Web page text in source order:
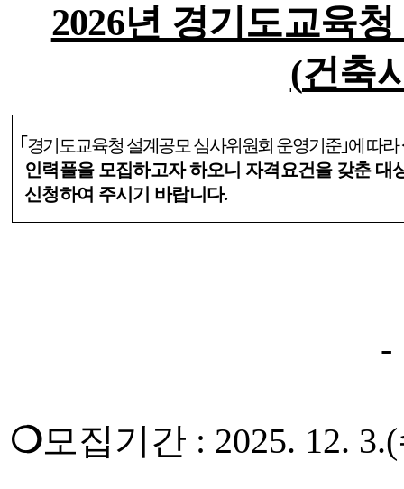
2026년 경기도교육
(건축
｢ 경기도교육청 설계공모 심사위원회 운영기준｣에 따라
인력풀을 모집하고자 하오니 자격요건을 갖춘 대
신청하여 주시기 바랍니다.
-
❍모집기간 : 2025. 12. 3.(